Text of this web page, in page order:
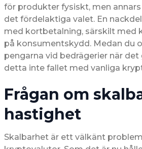
för produkter fysiskt, men
det fördelaktiga valet. En
med kortbetalning, särskilt med
på konsumentskydd. Medan du
pengarna vid bedrägerier när
detta inte fallet med vanliga
Frågan om
hastighet
Skalbarhet är ett välkänt